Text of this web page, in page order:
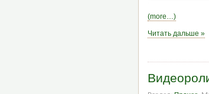
(more…)
Читать дальше »